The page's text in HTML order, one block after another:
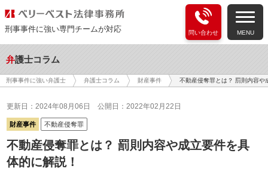
刑事事件に強い専門チームが対応 問い合わせ MENU
弁護士コラム
刑事事件に強い弁護士 弁護士コラム 財産事件 不動産侵奪罪とは？ 罰則内容や
更新日：2024年08月06日 公開日：2022年02月22日
財産事件 不動産侵奪罪
不動産侵奪罪とは？ 罰則内容や成立要件を具
体的に解説！